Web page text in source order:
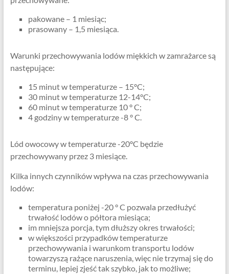
pakowane – 1 miesiąc;
prasowany – 1,5 miesiąca.
Warunki przechowywania lodów miękkich w zamrażarce są
następujące:
15 minut w temperaturze – 15°C;
30 minut w temperaturze 12-14°C;
60 minut w temperaturze 10 ° C;
4 godziny w temperaturze -8 ° C.
Lód owocowy w temperaturze -20°C będzie
przechowywany przez 3 miesiące.
Kilka innych czynników wpływa na czas przechowywania
lodów:
temperatura poniżej -20 ° C pozwala przedłużyć
trwałość lodów o półtora miesiąca;
im mniejsza porcja, tym dłuższy okres trwałości;
w większości przypadków temperaturze
przechowywania i warunkom transportu lodów
towarzyszą rażące naruszenia, więc nie trzymaj się do
terminu, lepiej zjeść tak szybko, jak to możliwe;